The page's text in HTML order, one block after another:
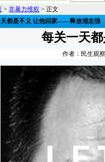
> 非暴力维权 > 正文
都是不义 让他回家——释放浦志强
每关一天
作者：民生观